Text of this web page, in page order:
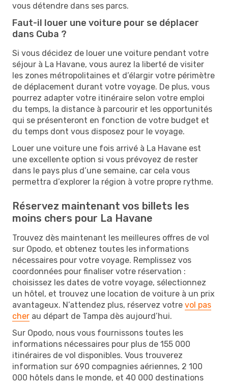
vous détendre dans ses parcs.
Faut-il louer une voiture pour se déplacer
dans Cuba ?
Si vous décidez de louer une voiture pendant votre
séjour à La Havane, vous aurez la liberté de visiter
les zones métropolitaines et d’élargir votre périmètre
de déplacement durant votre voyage. De plus, vous
pourrez adapter votre itinéraire selon votre emploi
du temps, la distance à parcourir et les opportunités
qui se présenteront en fonction de votre budget et
du temps dont vous disposez pour le voyage.
Louer une voiture une fois arrivé à La Havane est
une excellente option si vous prévoyez de rester
dans le pays plus d’une semaine, car cela vous
permettra d’explorer la région à votre propre rythme.
Réservez maintenant vos billets les
moins chers pour La Havane
Trouvez dès maintenant les meilleures offres de vol
sur Opodo, et obtenez toutes les informations
nécessaires pour votre voyage. Remplissez vos
coordonnées pour finaliser votre réservation :
choisissez les dates de votre voyage, sélectionnez
un hôtel, et trouvez une location de voiture à un prix
avantageux. N’attendez plus, réservez votre vol pas
cher au départ de Tampa dès aujourd’hui.
Sur Opodo, nous vous fournissons toutes les
informations nécessaires pour plus de 155 000
itinéraires de vol disponibles. Vous trouverez
information sur 690 compagnies aériennes, 2 100
000 hôtels dans le monde, et 40 000 destinations